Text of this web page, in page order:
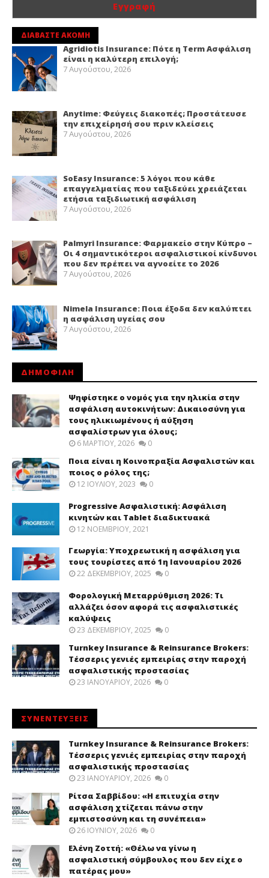
ΔΙΑΒΑΣΤΕ ΑΚΟΜΗ
Agridiotis Insurance: Πότε η Term Ασφάλιση
είναι η καλύτερη επιλογή;
7 Αυγούστου, 2026
Anytime: Φεύγεις διακοπές; Προστάτευσε
την επιχείρησή σου πριν κλείσεις
7 Αυγούστου, 2026
SoEasy Insurance: 5 λόγοι που κάθε
επαγγελματίας που ταξιδεύει χρειάζεται
ετήσια ταξιδιωτική ασφάλιση
7 Αυγούστου, 2026
Palmyri Insurance: Φαρμακείο στην Κύπρο –
Οι 4 σημαντικότεροι ασφαλιστικοί κίνδυνοι
που δεν πρέπει να αγνοείτε το 2026
7 Αυγούστου, 2026
Nimela Insurance: Ποια έξοδα δεν καλύπτει
η ασφάλιση υγείας σου
7 Αυγούστου, 2026
ΔΗΜΟΦΙΛΗ
Ψηφίστηκε ο νομός για την ηλικία στην
ασφάλιση αυτοκινήτων: Δικαιοσύνη για
τους ηλικιωμένους ή αύξηση
ασφαλίστρων για όλους;
6 ΜΑΡΤΊΟΥ, 2026 0
Ποια είναι η Κοινοπραξία Ασφαλιστών και
ποιος ο ρόλος της;
12 ΙΟΥΛΊΟΥ, 2023 0
Progressive Ασφαλιστική: Ασφάλιση
κινητών και Tablet διαδικτυακά
12 ΝΟΕΜΒΡΊΟΥ, 2021
Γεωργία: Υποχρεωτική η ασφάλιση για
τους τουρίστες από 1η Ιανουαρίου 2026
22 ΔΕΚΕΜΒΡΊΟΥ, 2025 0
Φορολογική Μεταρρύθμιση 2026: Τι
αλλάζει όσον αφορά τις ασφαλιστικές
καλύψεις
23 ΔΕΚΕΜΒΡΊΟΥ, 2025 0
Turnkey Insurance & Reinsurance Brokers:
Τέσσερις γενιές εμπειρίας στην παροχή
ασφαλιστικής προστασίας
23 ΙΑΝΟΥΑΡΊΟΥ, 2026 0
ΣΥΝΕΝΤΕΥΞΕΙΣ
Turnkey Insurance & Reinsurance Brokers:
Τέσσερις γενιές εμπειρίας στην παροχή
ασφαλιστικής προστασίας
23 ΙΑΝΟΥΑΡΊΟΥ, 2026 0
Ρίτσα Σαββίδου: «Η επιτυχία στην
ασφάλιση χτίζεται πάνω στην
εμπιστοσύνη και τη συνέπεια»
26 ΙΟΥΝΊΟΥ, 2026 0
Ελένη Ζοττή: «Θέλω να γίνω η
ασφαλιστική σύμβουλος που δεν είχε ο
πατέρας μου»